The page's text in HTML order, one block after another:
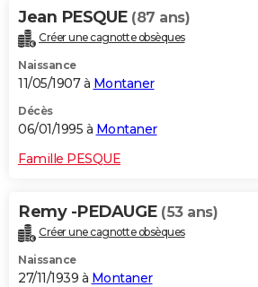
Jean PESQUE (87 ans)
Créer une cagnotte obsèques
Naissance
11/05/1907 à Montaner
Décès
06/01/1995 à Montaner
Famille PESQUE
Remy -PEDAUGE (53 ans)
Créer une cagnotte obsèques
Naissance
27/11/1939 à Montaner